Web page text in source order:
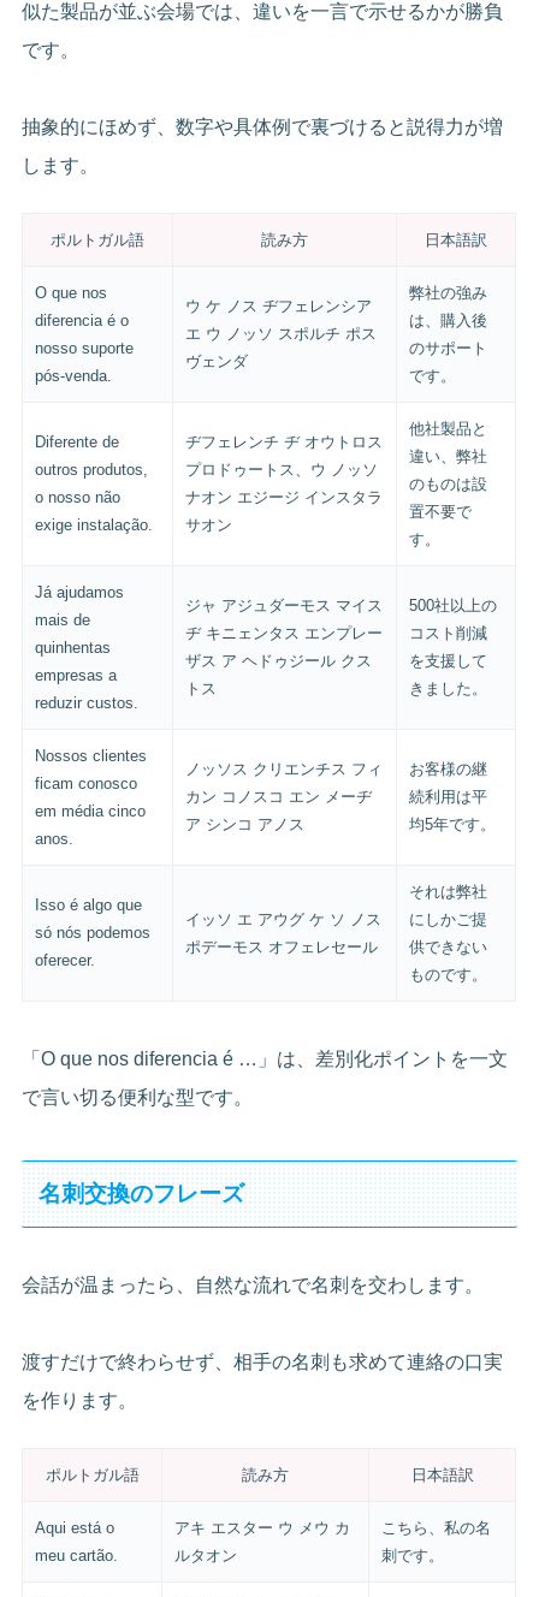
似た製品が並ぶ会場では、違いを一言で示せるかが勝負
です。
抽象的にほめず、数字や具体例で裏づけると説得力が増
します。
ポルトガル語 読み方 日本語訳
O que nos
diferencia é o
nosso suporte
pós-venda.
ウ ケ ノス ヂフェレンシア
エ ウ ノッソ スポルチ ポス
ヴェンダ
弊社の強み
は、購入後
のサポート
です。
Diferente de
outros produtos,
o nosso não
exige instalação.
ヂフェレンチ ヂ オウトロス
プロドゥートス、ウ ノッソ
ナオン エジージ インスタラ
サオン
他社製品と
違い、弊社
のものは設
置不要で
す。
Já ajudamos
mais de
quinhentas
empresas a
reduzir custos.
ジャ アジュダーモス マイス
ヂ キニェンタス エンプレー
ザス ア ヘドゥジール クス
トス
500社以上の
コスト削減
を支援して
きました。
Nossos clientes
ficam conosco
em média cinco
anos.
ノッソス クリエンチス フィ
カン コノスコ エン メーヂ
ア シンコ アノス
お客様の継
続利用は平
均5年です。
Isso é algo que
só nós podemos
oferecer.
イッソ エ アウグ ケ ソ ノス
ポデーモス オフェレセール
それは弊社
にしかご提
供できない
ものです。
「O que nos diferencia é …」は、差別化ポイントを一文
で言い切る便利な型です。
名刺交換のフレーズ
会話が温まったら、自然な流れで名刺を交わします。
渡すだけで終わらせず、相手の名刺も求めて連絡の口実
を作ります。
ポルトガル語 読み方 日本語訳
Aqui está o
meu cartão.
アキ エスター ウ メウ カ
ルタオン
こちら、私の名
刺です。